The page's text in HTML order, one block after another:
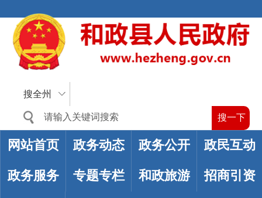
搜全州
网站首页 政务动态 政务公开 政民互动
政务服务 专题专栏 和政旅游 招商引资